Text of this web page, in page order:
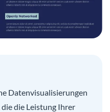
Datenvisualisierungen
die Leistung Ihrer